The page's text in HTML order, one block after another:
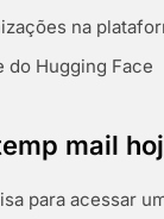
na
Hugging Face
mail
para acessar